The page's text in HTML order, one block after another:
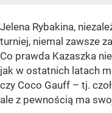
Jelena Rybakina,
turniej, niemal zawsze
Co prawda Kazaszka
jak w ostatnich latach
czy Coco Gauff – tj.
ale z pewnością ma